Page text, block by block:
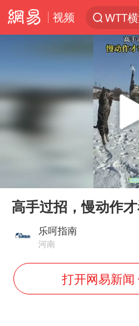
视频
光影
大V：
黄金牛
杭州
宇树
全民
Play
高手过招，慢动作
乐呵指南
河南
打开网易新闻